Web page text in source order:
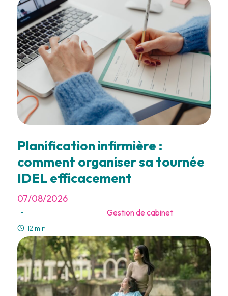
Planification infirmière :
comment organiser sa tournée
IDEL efficacement
07/08/2026
- Gestion de cabinet
12 min